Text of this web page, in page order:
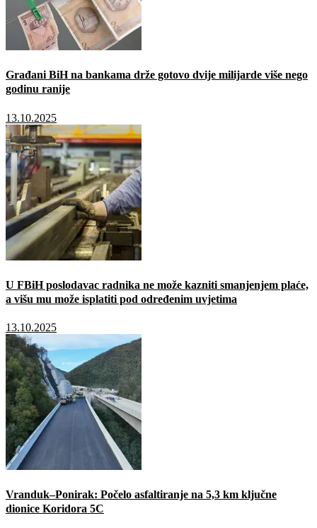
Građani BiH na bankama drže gotovo dvije milijarde više nego
godinu ranije
13.10.2025
U FBiH poslodavac radnika ne može kazniti smanjenjem plaće,
a višu mu može isplatiti pod određenim uvjetima
13.10.2025
Vranduk–Ponirak: Počelo asfaltiranje na 5,3 km ključne
dionice Koridora 5C